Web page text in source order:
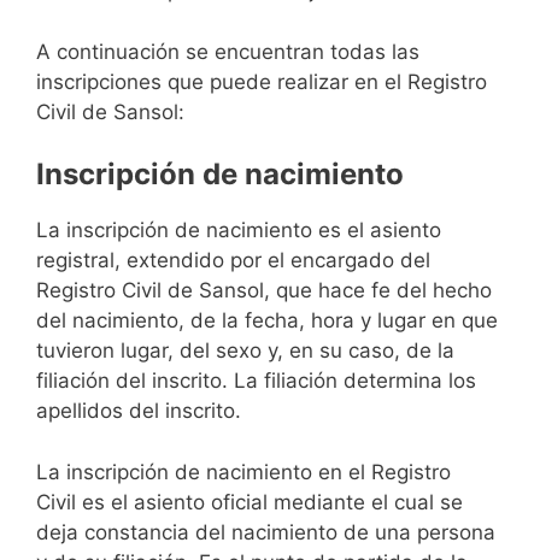
A continuación se encuentran todas las
inscripciones que puede realizar en el Registro
Civil de Sansol:
Inscripción de nacimiento
La inscripción de nacimiento es el asiento
registral, extendido por el encargado del
Registro Civil de Sansol, que hace fe del hecho
del nacimiento, de la fecha, hora y lugar en que
tuvieron lugar, del sexo y, en su caso, de la
filiación del inscrito. La filiación determina los
apellidos del inscrito.
La inscripción de nacimiento en el Registro
Civil es el asiento oficial mediante el cual se
deja constancia del nacimiento de una persona